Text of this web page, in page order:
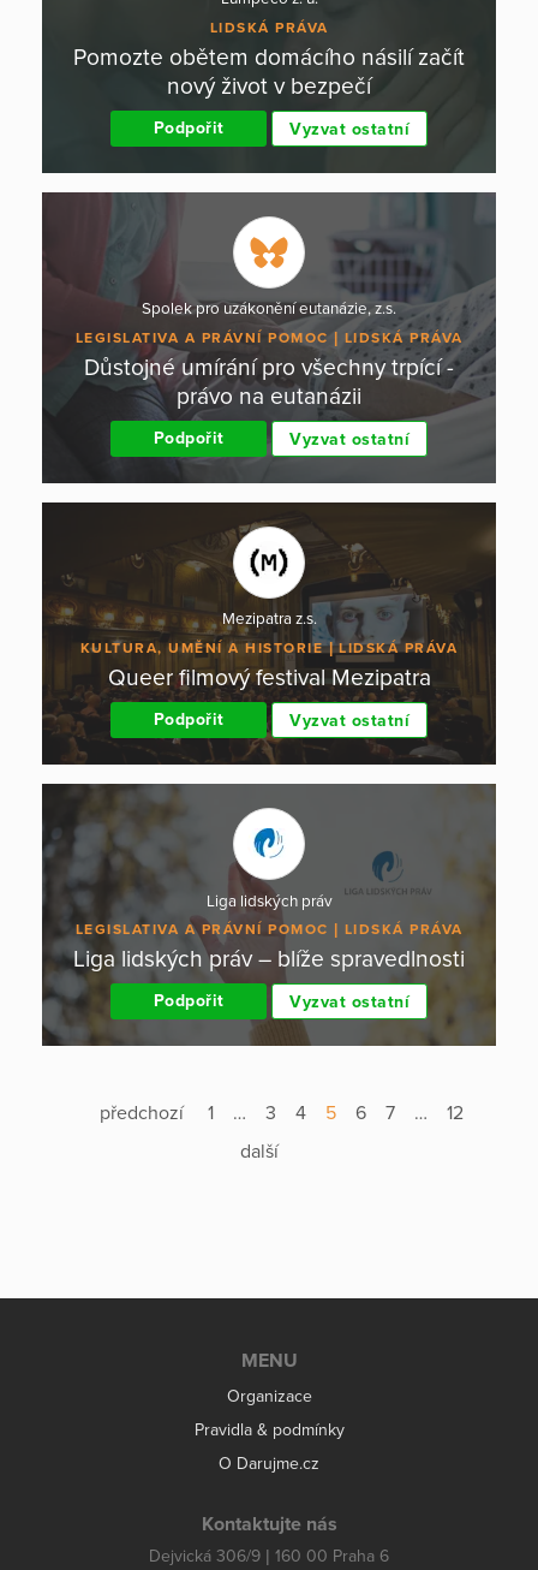
LIDSKÁ PRÁVA
Pomozte obětem domácího násilí začít
nový život v bezpečí
Podpořit Vyzvat ostatní
Spolek pro uzákonění eutanázie, z.s.
LEGISLATIVA A PRÁVNÍ POMOC LIDSKÁ PRÁVA
Důstojné umírání pro všechny trpící -
právo na eutanázii
Podpořit Vyzvat ostatní
Mezipatra z.s.
KULTURA, UMĚNÍ A HISTORIE LIDSKÁ PRÁVA
Queer filmový festival Mezipatra
Podpořit Vyzvat ostatní
Liga lidských práv
LEGISLATIVA A PRÁVNÍ POMOC LIDSKÁ PRÁVA
Liga lidských práv – blíže spravedlnosti
Podpořit Vyzvat ostatní
předchozí 1 … 3 4 5 6 7 …
12
další
MENU
Organizace
Pravidla & podmínky
O Darujme.cz
Kontaktujte nás
Dejvická 306/9 | 160 00 Praha 6